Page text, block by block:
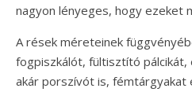
nagyon lényeges, hogy ezeket
A rések méreteinek
fogpiszkálót, fültisztító
akár porszívót is, fémtárgyakat